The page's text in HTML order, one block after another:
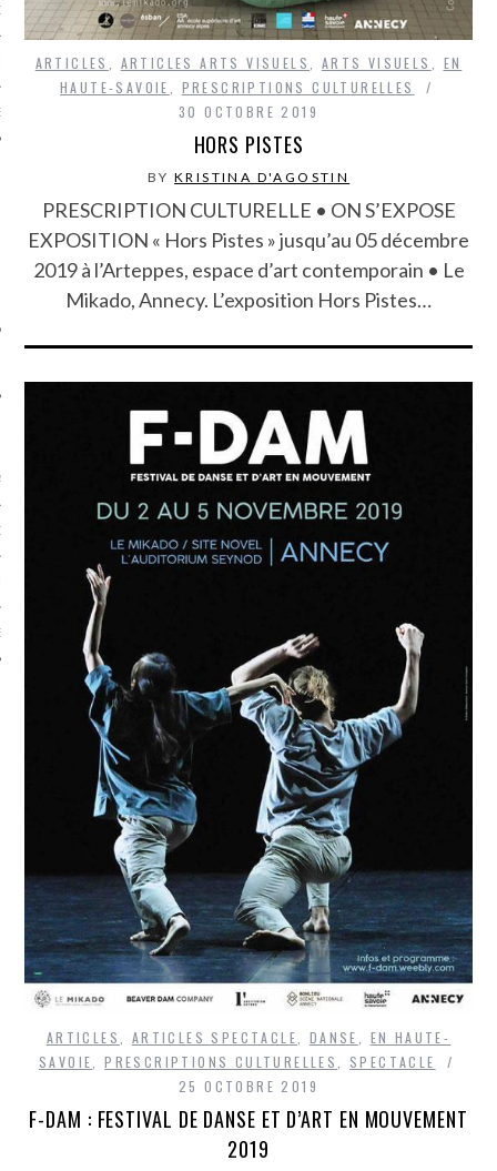
PODCAST
SUIVEZ-NOUS
CARAVELLE
CARAVELLE
PODCAST
ARTICLES ARTICLES ARTS VISUELS ARTS VISUELS
EN
HAUTE-SAVOIE
PRESCRIPTIONS CULTURELLES
30 OCTOBRE 2019
HORS PISTES
BY KRISTINA D'AGOSTIN
PRESCRIPTION CULTURELLE • ON S’EXPOSE
EXPOSITION « Hors Pistes » jusqu’au 05 décembre
2019 à l’Arteppes, espace d’art contemporain • Le
Mikado, Annecy. L’exposition Hors Pistes…
ARTICLES ARTICLES SPECTACLE DANSE
EN HAUTE-
SAVOIE
,PRESCRIPTIONS CULTURELLES
SPECTACLE
25 OCTOBRE 2019
F-DAM : FESTIVAL DE DANSE ET D’ART EN MOUVEMENT
2019